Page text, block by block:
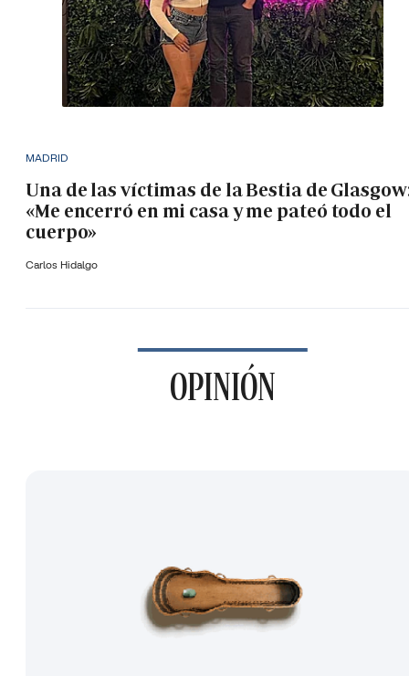
MADRID
Una de las víctimas de la Bestia de
«Me encerró en mi casa y me pateó todo el
cuerpo»
Carlos Hidalgo
OPINIÓN